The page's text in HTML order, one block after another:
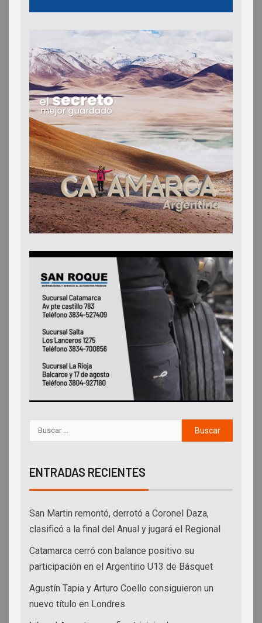
ENTRADAS RECIENTES
San Martin remontó, derrotó a Coronel Daza,
clasificó a la final del Anual y jugará el Regional
Catamarca cerró con balance positivo su
participación en el Argentino U13 de Básquet
Agustín Tapia y Arturo Coello consiguieron un
nuevo título en Londres